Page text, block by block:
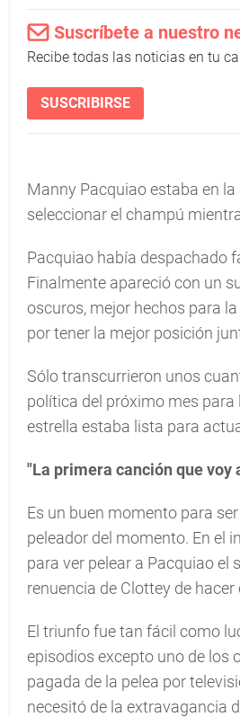
Suscríbete a nuestro
Recibe todas las noticias en tu
SUSCRIBIRSE
Manny Pacquiao estaba en
seleccionar el champú
Pacquiao había despachado
Finalmente apareció con un
oscuros, mejor hechos para
por tener la mejor posición
Sólo transcurrieron unos
política del próximo mes para
estrella estaba lista para
"La primera canción que voy
Es un buen momento para
peleador del momento. En el
para ver pelear a Pacquiao el
renuencia de Clottey de
El triunfo fue tan fácil como
episodios excepto uno de los
pagada de la pelea por
necesitó de la extravagancia